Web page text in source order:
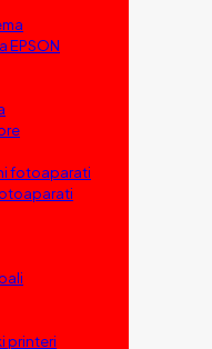
EPSON
fotoaparati
printeri